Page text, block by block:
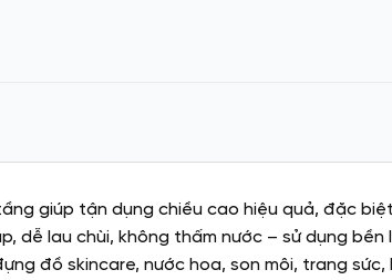
giúp tận dụng chiều cao hiệu quả, đặc
dễ lau chùi, không thấm nước – sử dụng
đồ skincare, nước hoa, son môi, trang